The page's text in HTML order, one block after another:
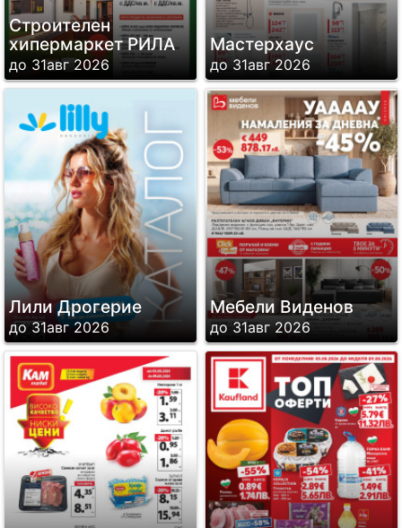
Строителен
хипермаркет РИЛА
до 31авг 2026
Мастерхаус
до 31авг 2026
Лили Дрогерие
до 31авг 2026
Мебели Виденов
до 31авг 2026